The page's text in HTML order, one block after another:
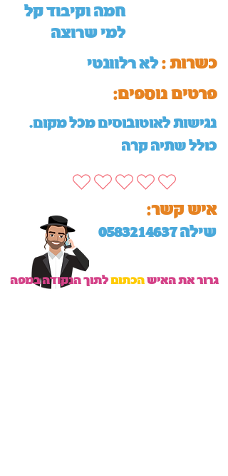
חמה וקיבוד קל
למי שרוצה
לא רלוונטי כשרות :
:פרטים נוספים
נגישות לאוטובוסים מכל מקום.
כולל שתיה קרה
שילה0583214637
:איש קשר
גרור את האישהכתוםלתוך הנקודה במפה